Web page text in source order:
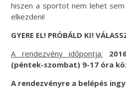
hiszen a sportot nem lehet
elkezdeni!
GYERE EL! PRÓBÁLD KI!
A rendezvény időpontja:
(péntek-szombat) 9-17 óra
A rendezvényre a belépés